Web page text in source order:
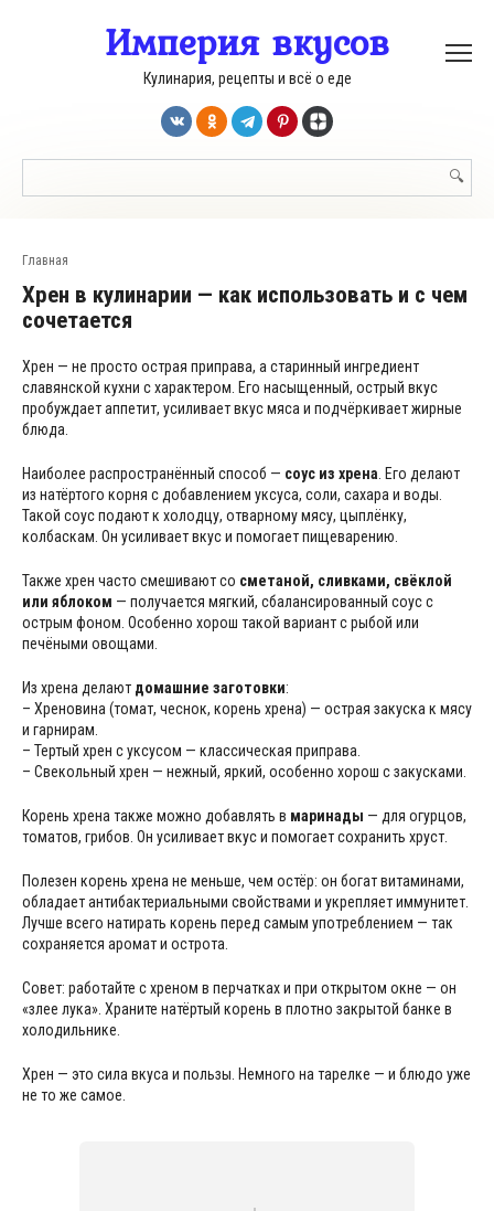
Империя вкусов
Кулинария, рецепты и всё о еде
Главная
Хрен в кулинарии — как использовать и с чем
сочетается
Хрен — не просто острая приправа, а старинный ингредиент
славянской кухни с характером. Его насыщенный, острый вкус
пробуждает аппетит, усиливает вкус мяса и подчёркивает жирные
блюда.
Наиболее распространённый способ — соус из хрена. Его делают
из натёртого корня с добавлением уксуса, соли, сахара и воды.
Такой соус подают к холодцу, отварному мясу, цыплёнку,
колбаскам. Он усиливает вкус и помогает пищеварению.
Также хрен часто смешивают со сметаной, сливками, свёклой
или яблоком — получается мягкий, сбалансированный соус с
острым фоном. Особенно хорош такой вариант с рыбой или
печёными овощами.
Из хрена делают домашние заготовки:
– Хреновина (томат, чеснок, корень хрена) — острая закуска к мясу
и гарнирам.
– Тертый хрен с уксусом — классическая приправа.
– Свекольный хрен — нежный, яркий, особенно хорош с закусками.
Корень хрена также можно добавлять в маринады — для огурцов,
томатов, грибов. Он усиливает вкус и помогает сохранить хруст.
Полезен корень хрена не меньше, чем остёр: он богат витаминами,
обладает антибактериальными свойствами и укрепляет иммунитет.
Лучше всего натирать корень перед самым употреблением — так
сохраняется аромат и острота.
Совет: работайте с хреном в перчатках и при открытом окне — он
«злее лука». Храните натёртый корень в плотно закрытой банке в
холодильнике.
Хрен — это сила вкуса и пользы. Немного на тарелке — и блюдо уже
не то же самое.